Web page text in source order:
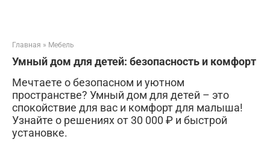
Главная » Мебель
Умный дом для детей: безопасность и комфорт
Мечтаете о безопасном и уютном
пространстве? Умный дом для детей – это
спокойствие для вас и комфорт для малыша!
Узнайте о решениях от 30 000 ₽ и быстрой
установке.